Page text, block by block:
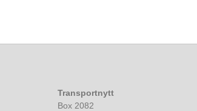
Transportnytt
Box 2082